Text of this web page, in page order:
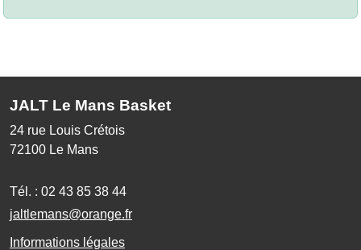
JALT Le Mans Basket
24 rue Louis Crétois
72100 Le Mans
Tél. : 02 43 85 38 44
jaltlemans@orange.fr
Informations légales